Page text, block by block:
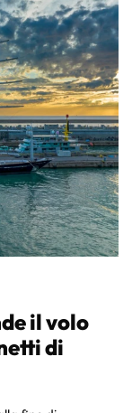
il volo
di